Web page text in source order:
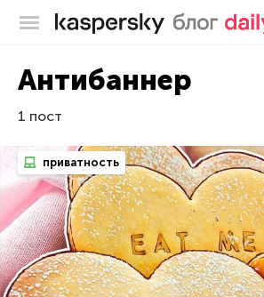
Блог
Антибаннер
1 пост
приватность